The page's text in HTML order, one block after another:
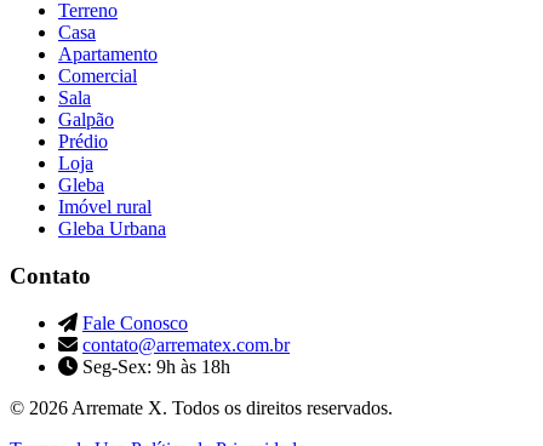
Terreno
Casa
Apartamento
Comercial
Sala
Galpão
Prédio
Loja
Gleba
Imóvel rural
Gleba Urbana
Contato
Fale Conosco
contato@arrematex.com.br
Seg-Sex: 9h às 18h
© 2026 Arremate X. Todos os direitos reservados.